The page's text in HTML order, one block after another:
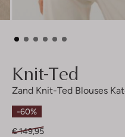
Knit-Ted
Zand Knit-Ted Blouses
-60%
€ 149,95